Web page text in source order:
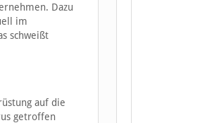
Dazu
im
schweißt
auf die
getroffen